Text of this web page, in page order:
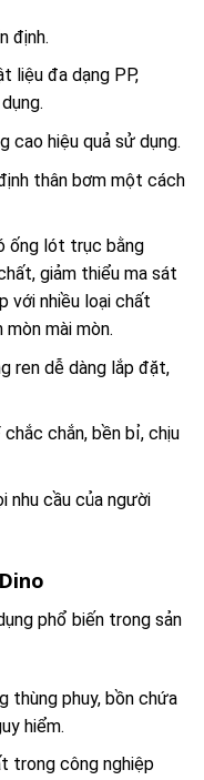
định.
liệu đa dạng PP,
hiệu quả sử dụng.
thân bơm một cách
ống lót trục bằng
giảm thiểu ma sát
với nhiều loại chất
mài mòn.
ren dễ dàng lắp đặt,
chắn, bền bỉ, chịu
nhu cầu của người
phổ biến trong sản
thùng phuy, bồn chứa
hiểm.
trong công nghiệp